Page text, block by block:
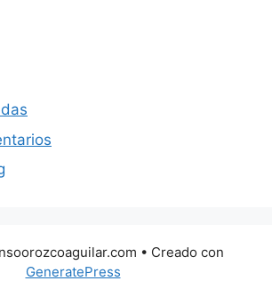
• Creado con
GeneratePress